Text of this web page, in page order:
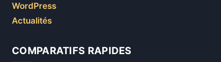
WordPress
Actualités
COMPARATIFS RAPIDES